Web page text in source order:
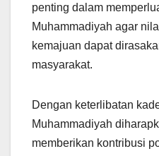
penting dalam
Muhammadiyah agar
kemajuan dapat
masyarakat.
Dengan keterlibatan
Muhammadiyah
memberikan kontribusi